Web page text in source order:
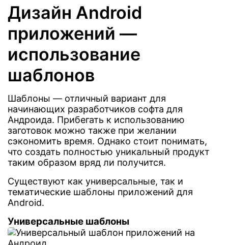
Дизайн Android
приложений —
использование
шаблонов
Шаблоны — отличный вариант для
начинающих разработчиков софта для
Андроида. Прибегать к использованию
заготовок можно также при желании
сэкономить время. Однако стоит понимать,
что создать полностью уникальный продукт
таким образом вряд ли получится.
Существуют как универсальные, так и
тематические шаблоны приложений для
Android.
Универсальные шаблоны